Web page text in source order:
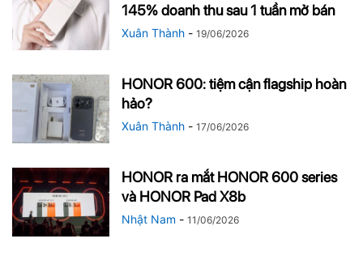
145% doanh thu sau 1 tuần mở bán
Xuân Thành - 19/06/2026
HONOR 600: tiệm cận flagship hoàn
hảo?
Xuân Thành - 17/06/2026
HONOR ra mắt HONOR 600 series
và HONOR Pad X8b
Nhật Nam - 11/06/2026